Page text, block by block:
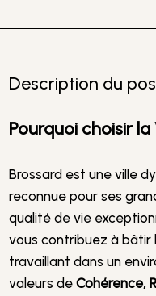
Description du
Pourquoi choisir la
Brossard est une ville
reconnue pour ses
qualité de vie
vous contribuez à bâtir
travaillant dans un
valeurs deCohérence,